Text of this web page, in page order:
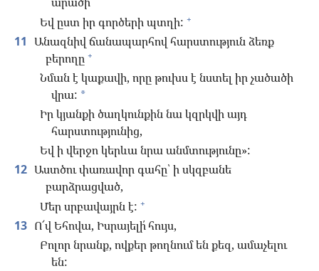
Եվ ըստ իր գործերի պտղի: +
11 Անազնիվ ճանապարհով հարստություն ձեռք
բերողը +
Նման է կաքավի, որը թուխս է նստել իր չածածի
վրա: *
Իր կյանքի ծաղկունքին նա կզրկվի այդ
հարստությունից,
Եվ ի վերջո կերևա նրա անմտությունը»:
12 Աստծու փառավոր գահը՝ ի սկզբանե
բարձրացված,
Մեր սրբավայրն է: +
13 Ո՜վ Եհովա, Իսրայելի՛ հույս,
Բոլոր նրանք, ովքեր թողնում են քեզ, ամաչելու
են: